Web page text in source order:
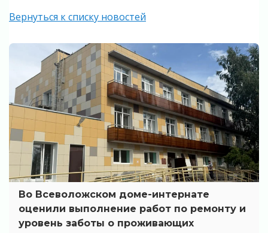
Вернуться к списку новостей
Во Всеволожском доме-интернате
оценили выполнение работ по ремонту и
уровень заботы о проживающих